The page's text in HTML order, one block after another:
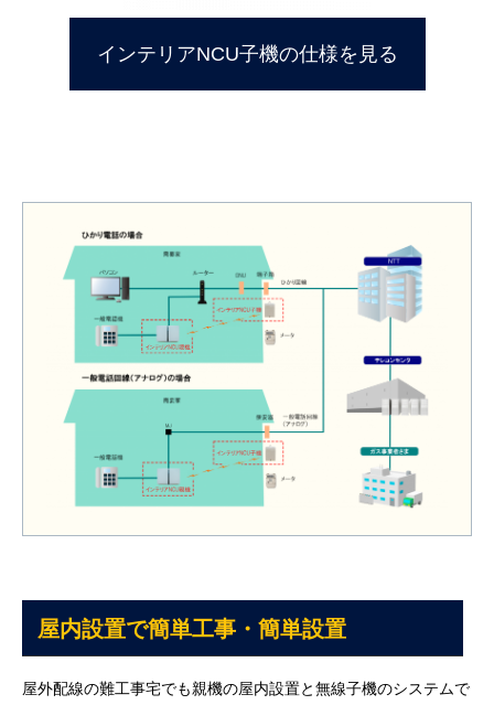
インテリアNCU子機の仕様を見る
屋内設置で簡単工事・簡単設置
屋外配線の難工事宅でも親機の屋内設置と無線子機のシステムで